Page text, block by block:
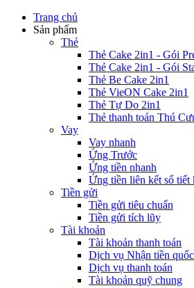
Trang chủ
Sản phẩm
Thẻ
Thẻ Cake 2in1 - Gói
Thẻ Cake 2in1 - Gói
Thẻ Be Cake 2in1
Thẻ VieON Cake 2in1
Thẻ Tự Do 2in1
Thẻ thanh toán Thú
Vay
Vay nhanh
Ứng Trước
Ứng tiền nhanh
Ứng tiền liên kết sổ tiết
Tiền gửi
Tiền gửi tiêu chuẩn
Tiền gửi tích lũy
Tài khoản
Tài khoản thanh toán
Dịch vụ Nhận tiền
Dịch vụ thanh toán
Tài khoản quỹ chung